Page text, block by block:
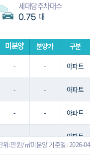
세대당주차대수
0.75 대
미분양 분양가
구분
- -
아파트
- -
아파트
- -
아파트
- -
아파트
위:만원/㎡미분양 기준일: 2026-04